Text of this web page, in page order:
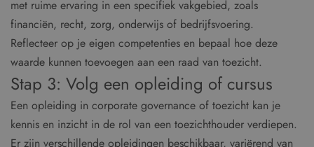
met ruime ervaring in een specifiek vakgebied, zoals
financiën, recht, zorg, onderwijs of bedrijfsvoering.
Reflecteer op je eigen competenties en bepaal hoe deze
waarde kunnen toevoegen aan een raad van toezicht.
Stap 3: Volg een opleiding of cursus
Een opleiding in corporate governance of toezicht kan je
kennis en inzicht in de rol van een toezichthouder verdiepen.
Er zijn verschillende opleidingen beschikbaar, variërend van